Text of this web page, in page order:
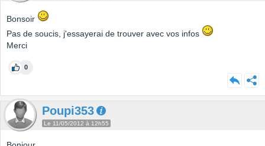
Bonsoir
Pas de soucis, j'essayerai de trouver avec vos infos
Merci
0
Poupi353
Le 11/05/2012 à 12h55